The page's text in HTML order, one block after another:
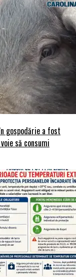
gospodărie a fost
să consumi